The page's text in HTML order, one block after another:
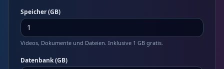
Speicher (GB)
Videos, Dokumente und Dateien. Inklusive 1 GB gratis.
Datenbank (GB)